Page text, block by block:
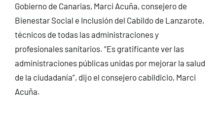
Gobierno de Canarias, Marci Acuña, consejero de
Bienestar Social e Inclusión del Cabildo de Lanzarote,
técnicos de todas las administraciones y
profesionales sanitarios. “Es gratificante ver las
administraciones públicas unidas por mejorar la salud
de la ciudadanía”, dijo el consejero cabildicio, Marci
Acuña.